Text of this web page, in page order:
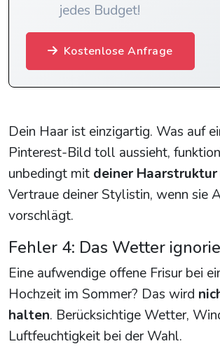
jedes Budget!
Kostenlose Anfrage
Dein Haar ist einzigartig. Was auf
Pinterest-Bild toll aussieht,
unbedingt mit deiner
Vertraue deiner Stylistin, wenn sie
vorschlägt.
Fehler 4: Das Wetter
Eine aufwendige offene Frisur bei
Hochzeit im Sommer? Das wird
halten. Berücksichtige Wetter,
Luftfeuchtigkeit bei der Wahl.